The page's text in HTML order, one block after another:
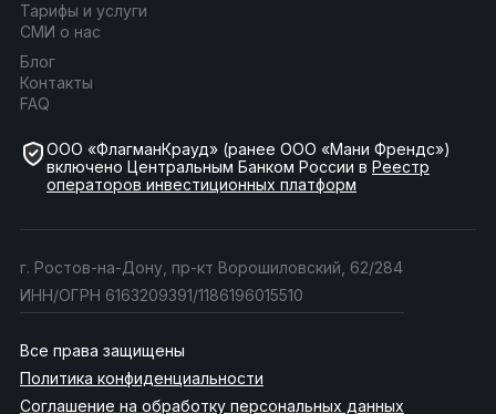
Тарифы и услуги
СМИ о нас
Блог
Контакты
FAQ
ООО «ФлагманКрауд» (ранее ООО «Мани Френдс»)
включено Центральным Банком России в Реестр
операторов инвестиционных платформ
г. Ростов-на-Дону, пр-кт Ворошиловский, 62/284
ИНН/ОГРН 6163209391/1186196015510
Все права защищены
Политика конфиденциальности
Соглашение на обработку персональных данных